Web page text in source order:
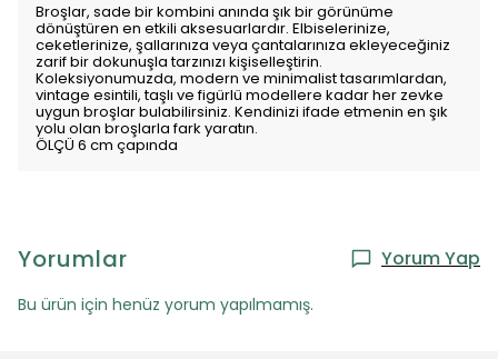
Broşlar, sade bir kombini anında şık bir görünüme
dönüştüren en etkili aksesuarlardır. Elbiselerinize,
ceketlerinize, şallarınıza veya çantalarınıza ekleyeceğiniz
zarif bir dokunuşla tarzınızı kişiselleştirin.
Koleksiyonumuzda, modern ve minimalist tasarımlardan,
vintage esintili, taşlı ve figürlü modellere kadar her zevke
uygun broşlar bulabilirsiniz. Kendinizi ifade etmenin en şık
yolu olan broşlarla fark yaratın.
ÖLÇÜ 6 cm çapında
Yorumlar Yorum Yap
Bu ürün için henüz yorum yapılmamış.